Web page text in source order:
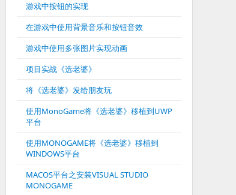
游戏中按钮的实现
在游戏中使用背景音乐和按钮音效
游戏中使用多张图片实现动画
项目实战《选老婆》
将《选老婆》发给朋友玩
使用MonoGame将《选老婆》移植到UWP
平台
使用MONOGAME将《选老婆》移植到
WINDOWS平台
MACOS平台之安装VISUAL STUDIO
MONOGAME